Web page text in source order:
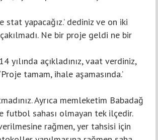
stat yapacağız.’ dediniz ve on iki
Ne bir proje geldi ne bir
yılında açıkladınız, vaat verdiniz,
tamam, ihale aşamasında.’
Ayrıca memleketim Babadağ
futbol sahası olmayan tek ilçedir.
rağmen, yer tahsisi için